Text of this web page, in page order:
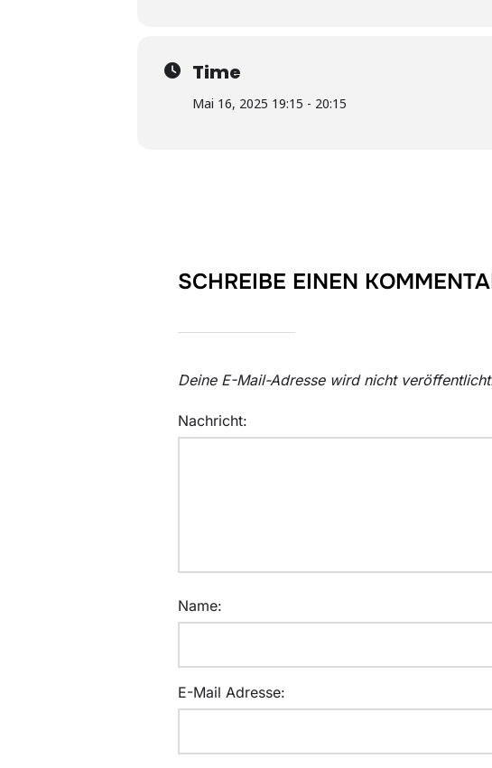
Time
Mai 16, 2025 19:15 - 20:15
SCHREIBE EINEN
Deine E-Mail-Adresse wird nicht
Nachricht:
Name:
E-Mail Adresse: